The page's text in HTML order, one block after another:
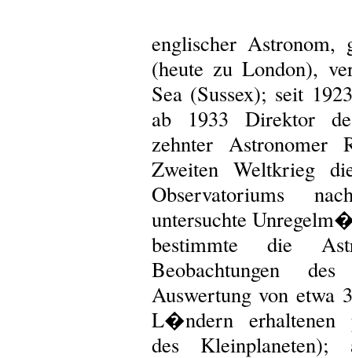
englischer Astronom,
(heute zu London),
Sea (Sussex); seit
ab 1933 Direktor
zehnter Astronomer
Zweiten Weltkrieg
Observatoriums
untersuchte
bestimmte die
Beobachtungen
Auswertung von etwa
L�ndern erhaltenen
des